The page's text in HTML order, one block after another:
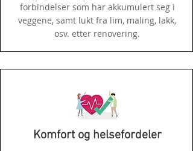
forbindelser som har akkumulert seg i
veggene, samt lukt fra lim, maling, lakk,
osv. etter renovering.
Komfort og helsefordeler